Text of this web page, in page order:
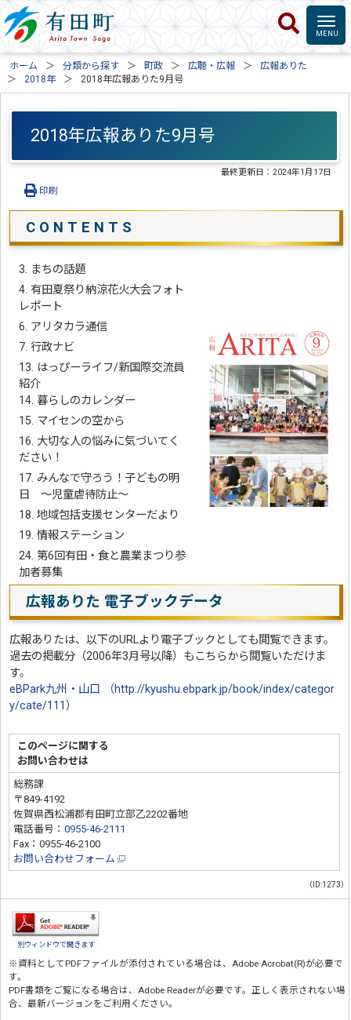
ホーム 分類から探す 町政 広聴・広報
広報ありた
2018年
2018年広報ありた9月号
2018年広報ありた9月号
最終更新日：2024年1月17日
印刷
C O N T E N T S
3. まちの話題
4. 有田夏祭り納涼花火大会フォト
レポート
6. アリタカラ通信
7. 行政ナビ
13. はっぴーライフ/新国際交流員
紹介
14. 暮らしのカレンダー
15. マイセンの空から
16. 大切な人の悩みに気づいてく
ださい！
17. みんなで守ろう！子どもの明
日 ～児童虐待防止～
18. 地域包括支援センターだより
19. 情報ステーション
24. 第6回有田・食と農業まつり参
加者募集
広報ありた 電子ブックデータ
広報ありたは、以下のURLより電子ブックとしても閲覧できます。
過去の掲載分（2006年3月号以降）もこちらから閲覧いただけま
す。
eBPark九州・山口 （http://kyushu.ebpark.jp/book/index/categor
y/cate/111）
このページに関する
お問い合わせは
総務課
〒849-4192
佐賀県西松浦郡有田町立部乙2202番地
電話番号：0955-46-2111
Fax：0955-46-2100
お問い合わせフォーム
（ID:1273）
別ウィンドウで開きます
※資料としてPDFファイルが添付されている場合は、 Adobe Acrobat(R)が必要で
す。
PDF書類をご覧になる場合は、 Adobe Readerが必要です。正しく表示されない場
合、最新バージョンをご利用ください。